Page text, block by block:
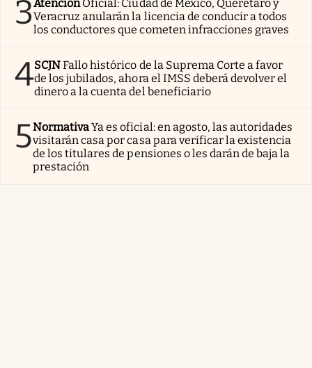
3AtenciónOficial: Ciudad de México, Querétaro y
Veracruz anularán la licencia de conducir a todos
los conductores que cometen infracciones graves
4SCJNFallo histórico de la Suprema Corte a favor
de los jubilados, ahora el IMSS deberá devolver el
dinero a la cuenta del beneficiario
5NormativaYa es oficial: en agosto, las autoridades
visitarán casa por casa para verificar la existencia
de los titulares de pensiones o les darán de baja la
prestación